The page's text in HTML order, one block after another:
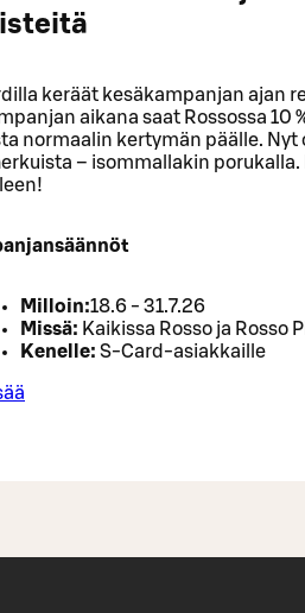
keräät kesäkampanjan ajan
aikana saat Rossossa 10
normaalin kertymän päälle.
– isommallakin porukalla.
Milloin:18.6 - 31.7.26
Missä: Kaikissa Rosso ja Rosso
Kenelle: S-Card-asiakkaille